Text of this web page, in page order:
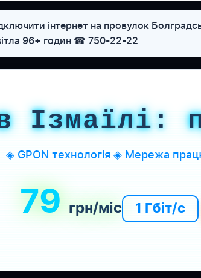
інтернет на провулок
96+ годин ☎ 750-22-22
Ізмаїлі:
◈ GPON технологія ◈ Мережа
79 грн/міс 1 Гбіт/с